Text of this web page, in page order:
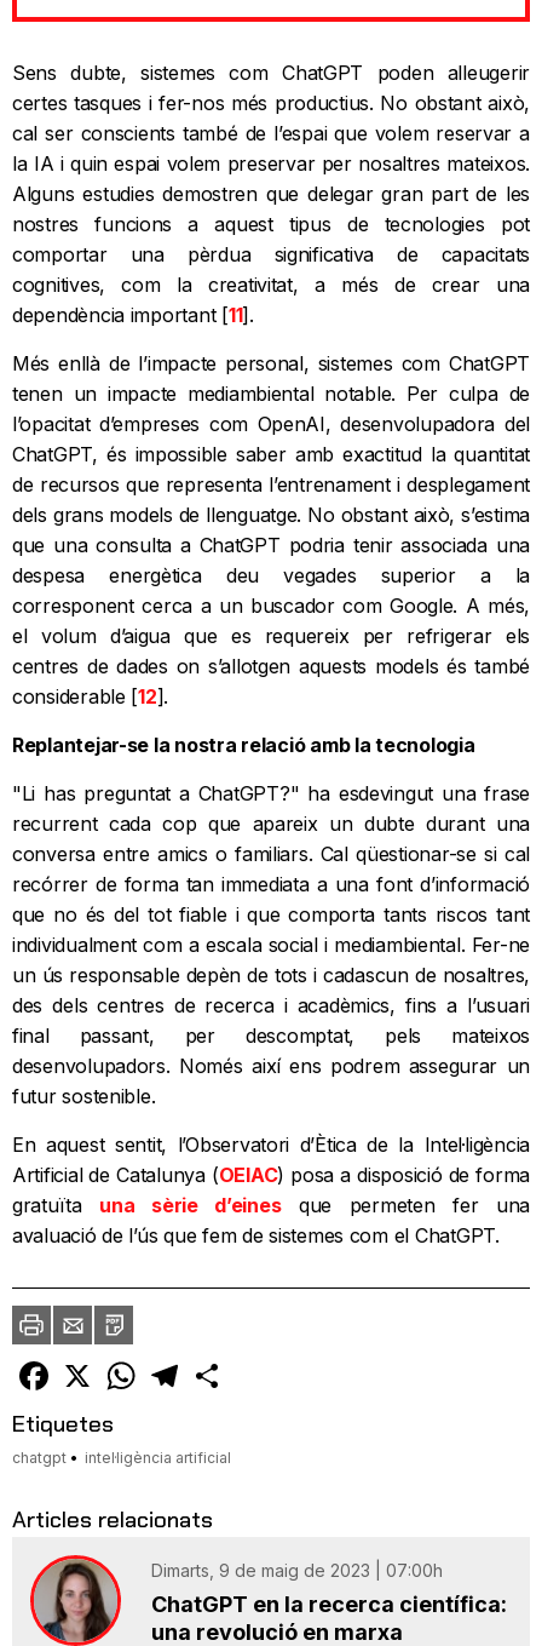
Sens dubte, sistemes com ChatGPT poden alleugerir
certes tasques i fer-nos més productius. No obstant això,
cal ser conscients també de l’espai que volem reservar a
la IA i quin espai volem preservar per nosaltres mateixos.
Alguns estudies demostren que delegar gran part de les
nostres funcions a aquest tipus de tecnologies pot
comportar una pèrdua significativa de capacitats
cognitives, com la creativitat, a més de crear una
dependència important [11].
Més enllà de l’impacte personal, sistemes com ChatGPT
tenen un impacte mediambiental notable. Per culpa de
l’opacitat d’empreses com OpenAI, desenvolupadora del
ChatGPT, és impossible saber amb exactitud la quantitat
de recursos que representa l’entrenament i desplegament
dels grans models de llenguatge. No obstant això, s’estima
que una consulta a ChatGPT podria tenir associada una
despesa energètica deu vegades superior a la
corresponent cerca a un buscador com Google. A més,
el volum d’aigua que es requereix per refrigerar els
centres de dades on s’allotgen aquests models és també
considerable [12].
Replantejar-se la nostra relació amb la tecnologia
"Li has preguntat a ChatGPT?" ha esdevingut una frase
recurrent cada cop que apareix un dubte durant una
conversa entre amics o familiars. Cal qüestionar-se si cal
recórrer de forma tan immediata a una font d’informació
que no és del tot fiable i que comporta tants riscos tant
individualment com a escala social i mediambiental. Fer-ne
un ús responsable depèn de tots i cadascun de nosaltres,
des dels centres de recerca i acadèmics, fins a l’usuari
final passant, per descomptat, pels mateixos
desenvolupadors. Només així ens podrem assegurar un
futur sostenible.
En aquest sentit, l’Observatori d’Ètica de la Intel·ligència
Artificial de Catalunya (OEIAC) posa a disposició de forma
gratuïta una sèrie d’einesque permeten fer una
avaluació de l’ús que fem de sistemes com el ChatGPT.
ImprimirEnvia
un
amic
PDF
Facebook
X WhatsAppTelegram
Etiquetes
chatgpt intel·ligència artificial
Articles relacionats
Dimarts, 9 de maig de 2023 | 07:00h
ChatGPT en la recerca científica:
una revolució en marxa